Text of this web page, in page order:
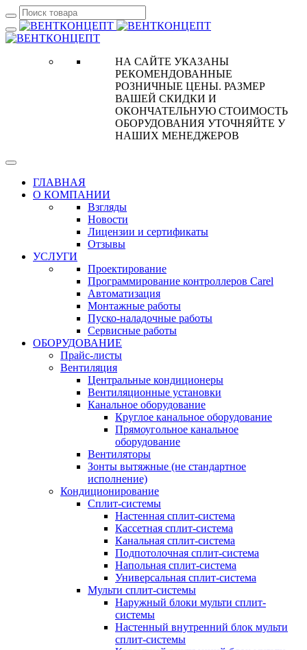
НА САЙТЕ УКАЗАНЫ
РЕКОМЕНДОВАННЫЕ
РОЗНИЧНЫЕ ЦЕНЫ. РАЗМЕР
ВАШЕЙ СКИДКИ И
ОКОНЧАТЕЛЬНУЮ СТОИМОСТЬ
ОБОРУДОВАНИЯ УТОЧНЯЙТЕ У
НАШИХ МЕНЕДЖЕРОВ
ГЛАВНАЯ
О КОМПАНИИ
Взгляды
Новости
Лицензии и сертификаты
Отзывы
УСЛУГИ
Проектирование
Программирование контроллеров Carel
Автоматизация
Монтажные работы
Пуско-наладочные работы
Сервисные работы
ОБОРУДОВАНИЕ
Прайс-листы
Вентиляция
Центральные кондиционеры
Вентиляционные установки
Канальное оборудование
Круглое канальное оборудование
Прямоугольное канальное
оборудование
Вентиляторы
Зонты вытяжные (не стандартное
исполнение)
Кондиционирование
Сплит-системы
Настенная сплит-система
Кассетная сплит-система
Канальная сплит-система
Подпотолочная сплит-система
Напольная сплит-система
Универсальная сплит-система
Мульти сплит-системы
Наружный блоки мульти сплит-
системы
Настенный внутренний блок мульти
сплит-системы